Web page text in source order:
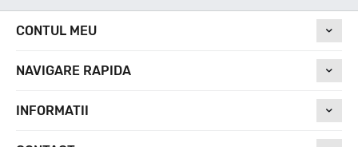
CONTUL MEU
NAVIGARE RAPIDA
INFORMATII